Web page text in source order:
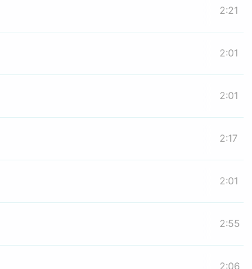
2:21
2:01
2:01
2:17
2:01
2:55
2:06